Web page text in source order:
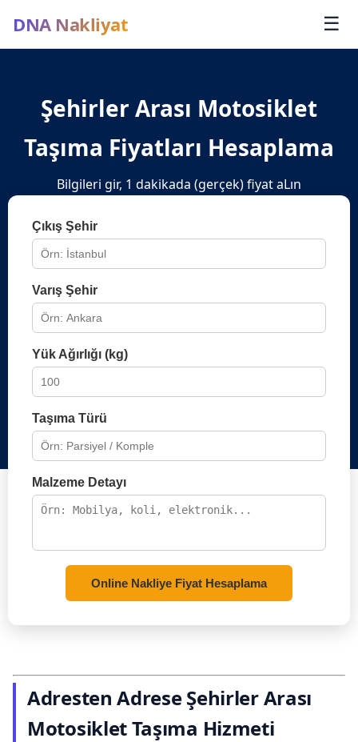
DNA Nakliyat ☰
Şehirler Arası Motosiklet
Taşıma Fiyatları Hesaplama
Bilgileri gir, 1 dakikada (gerçek) fiyat aLın
Çıkış Şehir
Varış Şehir
Yük Ağırlığı (kg)
Taşıma Türü
Malzeme Detayı
Online Nakliye Fiyat Hesaplama
Adresten Adrese Şehirler Arası
Motosiklet Taşıma Hizmeti